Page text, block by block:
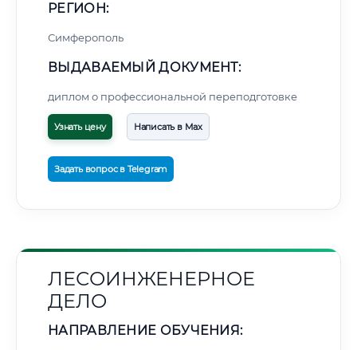
РЕГИОН:
Симферополь
ВЫДАВАЕМЫЙ ДОКУМЕНТ:
диплом о профессиональной переподготовке
Узнать цену Написать в Max
Задать вопрос в Telegram
ЛЕСОИНЖЕНЕРНОЕ
ДЕЛО
НАПРАВЛЕНИЕ ОБУЧЕНИЯ: